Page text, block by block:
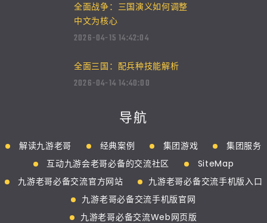
全面战争：三国演义如何调整
中文为核心
2026-04-15 14:42:04
全面三国：配兵种技能解析
2026-04-14 14:40:00
导航
解读九游老哥 经典案例 集团游戏
集团服务
互动九游会老哥必备的交流社区
SiteMap
九游老哥必备交流官方网站
九游老哥必备交流手机版入口
九游老哥必备交流手机版官网
九游老哥必备交流Web网页版